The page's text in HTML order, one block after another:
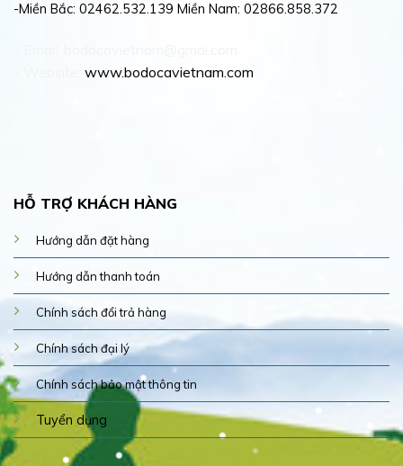
-Miền Bắc: 02462.532.139 Miền Nam: 02866.858.372
www.bodocavietnam.com
HỖ TRỢ KHÁCH HÀNG
Hướng dẫn đặt hàng
Hướng dẫn thanh toán
Chính sách đổi trả hàng
Chính sách đại lý
Chính sách bảo mật thông tin
Tuyển dụng